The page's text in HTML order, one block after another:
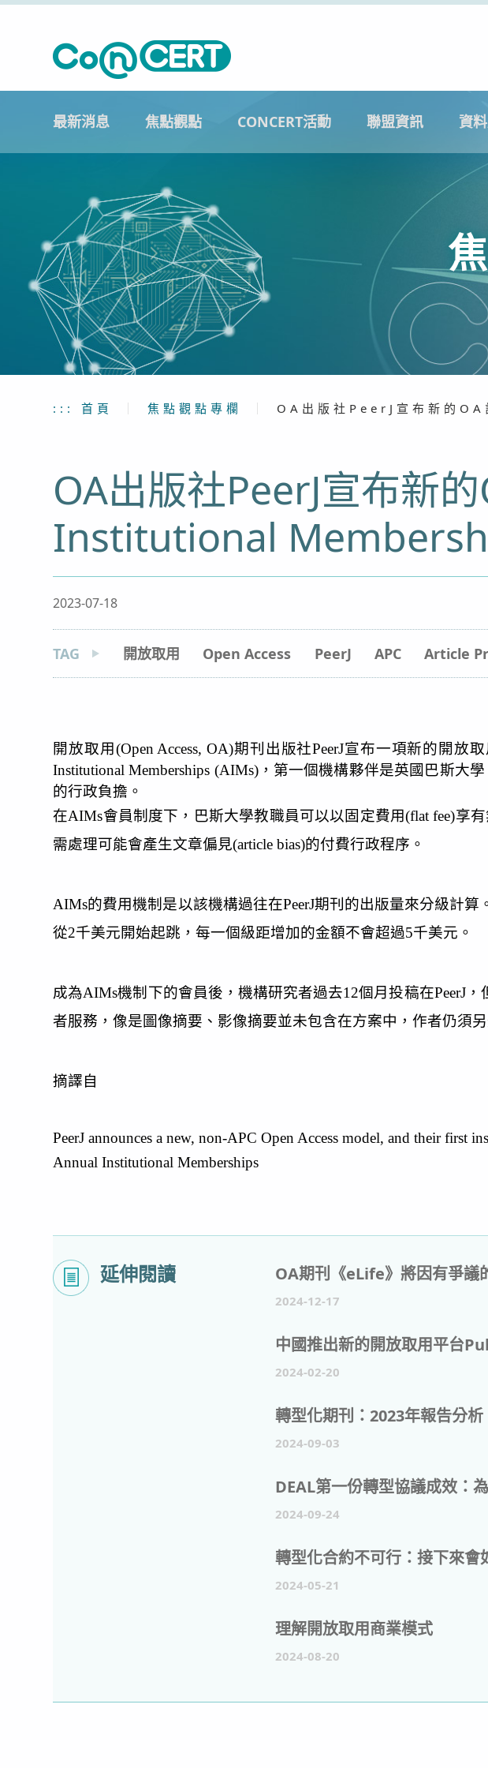
最新消息 焦點觀點 CONCERT活動 聯盟資訊 資
:::首頁 焦點觀點專欄 OA出版社PeerJ宣布新
OA出版社PeerJ宣布新
Institutional
2023-07-18
TAG 開放取用 Open Access PeerJ APC Article
開放取用(Open Access, OA)期刊出版社PeerJ宣布一項新的開
Institutional Memberships (AIMs)，第一個機構夥伴是英國巴斯大學
的行政負擔。
在AIMs會員制度下，巴斯大學教職員可以以固定費用(flat fee)享
需處理可能會產生文章偏見(article bias)的付費行政程序。
AIMs的費用機制是以該機構過往在PeerJ期刊的出版量來分級計
從2千美元開始起跳，每一個級距增加的金額不會超過5千美元。
成為AIMs機制下的會員後，機構研究者過去12個月投稿在PeerJ
者服務，像是圖像摘要、影像摘要並未包含在方案中，作者仍須另
摘譯自
PeerJ announces a new, non-APC Open Access model, and their first
Annual Institutional Memberships
延伸閱讀
2024-12-17
2024-02-20
轉型化期刊：2023年報告分析
2024-09-03
2024-09-24
轉型化合約不可行：接下來會
2024-05-21
理解開放取用商業模式
2024-08-20